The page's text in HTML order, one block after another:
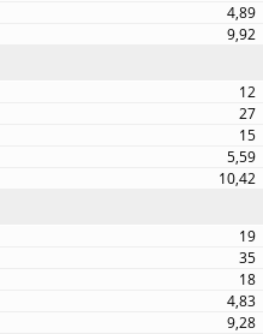
4,89
9,92
12
27
15
5,59
10,42
19
35
18
4,83
9,28